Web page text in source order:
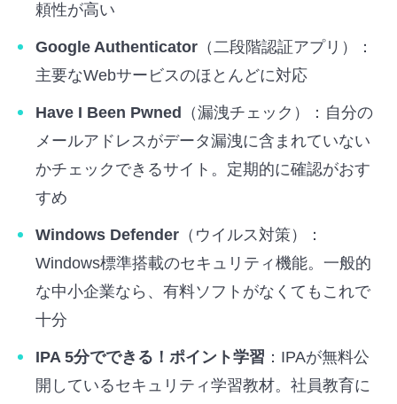
頼性が高い
Google Authenticator （二段階認証アプリ）：
主要なWebサービスのほとんどに対応
Have I Been Pwned
（漏洩チェック）：自分の
メールアドレスがデータ漏洩に含まれていない
かチェックできるサイト。定期的に確認がおす
すめ
Windows Defender （ウイルス対策）：
Windows標準搭載のセキュリティ機能。一般的
な中小企業なら、有料ソフトがなくてもこれで
十分
IPA 5分でできる！ポイント学習 ：IPAが無料公
開しているセキュリティ学習教材。社員教育に